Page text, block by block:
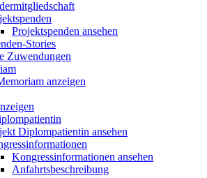
Projektspenden ansehen
Stories
Zuwendungen
anzeigen
Diplompatientin ansehen
Kongressinformationen ansehen
Anfahrtsbeschreibung